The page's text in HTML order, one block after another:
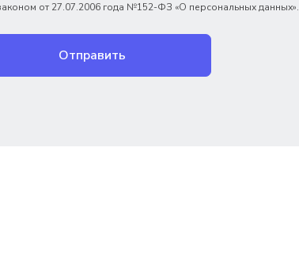
от 27.07.2006 года №152-ФЗ «О персональных данных».
Отправить